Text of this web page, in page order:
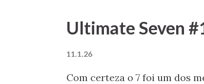
Ultimate Seven
11.1.26
Com certeza o 7 foi um dos